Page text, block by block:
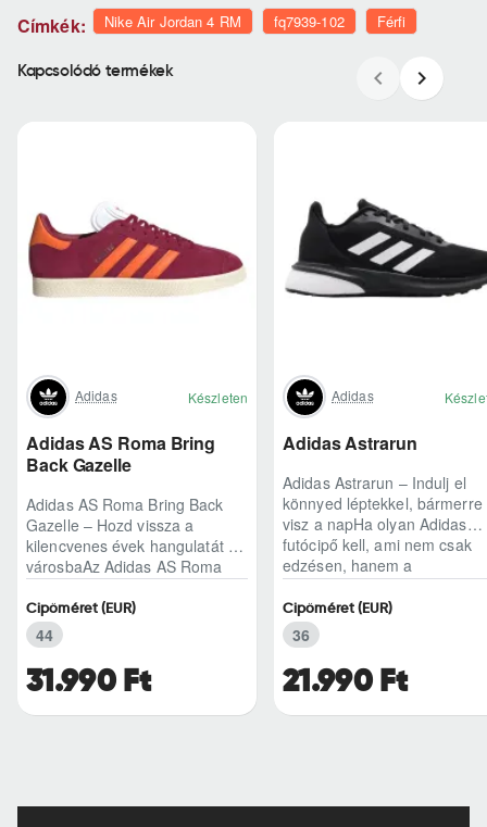
Címkék: Nike Air Jordan 4 RM fq7939-102 Férfi
Kapcsolódó termékek
Adidas Készleten
Adidas AS Roma Bring
Back Gazelle
Adidas AS Roma Bring Back
Gazelle – Hozd vissza a
kilencvenes évek hangulatát a
városbaAz Adidas AS Roma
egyszerű sneaker, hane..
31.990 Ft
Cipőméret (EUR)
44
Adidas
Adidas Astrarun
Adidas Astrarun – Indulj el
könnyed léptekkel, bármerre
visz a napHa olyan Adidas
futócipő kell, ami nem csak
edzésen, hanem a
hétköznapokban is kénye..
21.990 Ft
Cipőméret (EUR)
36